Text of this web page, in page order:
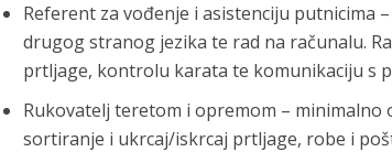
Referent za vođenje i asistenciju putnicima
drugog stranog jezika te rad na računalu.
prtljage, kontrolu karata te komunikaciju s
Rukovatelj teretom i opremom – minimalno
sortiranje i ukrcaj/iskrcaj prtljage, robe i